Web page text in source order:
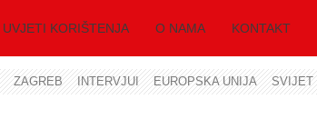
UVJETI KORIŠTENJA O NAMA KONTAKT
ZAGREB INTERVJUI EUROPSKA UNIJA SVIJET